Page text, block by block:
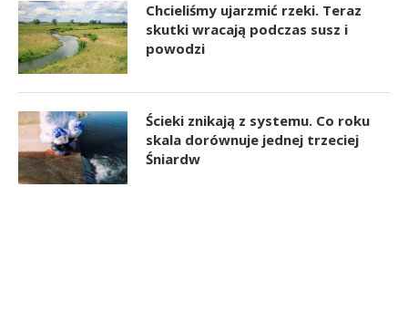
Chcieliśmy ujarzmić rzeki. Teraz
skutki wracają podczas susz i
powodzi
Ścieki znikają z systemu. Co roku
skala dorównuje jednej trzeciej
Śniardw